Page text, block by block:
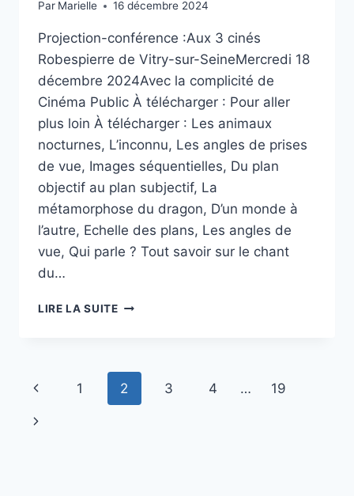
Par Marielle 16 décembre 2024
Projection-conférence :Aux 3 cinés
Robespierre de Vitry-sur-SeineMercredi 18
décembre 2024Avec la complicité de
Cinéma Public À télécharger : Pour aller
plus loin À télécharger : Les animaux
nocturnes, L’inconnu, Les angles de prises
de vue, Images séquentielles, Du plan
objectif au plan subjectif, La
métamorphose du dragon, D’un monde à
l’autre, Echelle des plans, Les angles de
vue, Qui parle ? Tout savoir sur le chant
du…
LIRE LA SUITE« MATERNELLE
Navigation
de
Page
précédente
1 2 3 4 … 19
Page